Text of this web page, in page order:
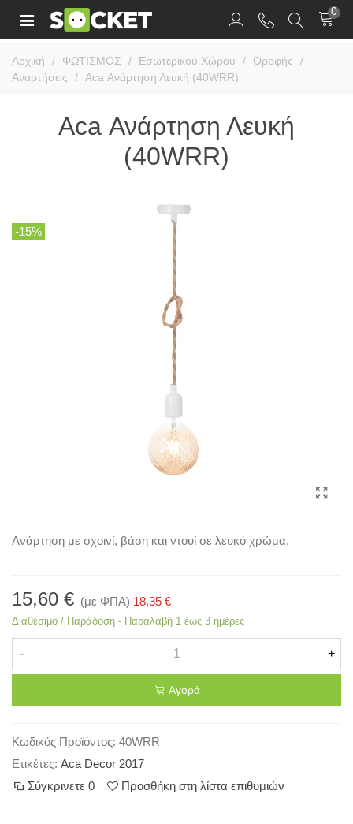
0
Αρχική / ΦΩΤΙΣΜΟΣ / Εσωτερικού Χώρου / Οροφής
/
Αναρτήσεις
/ Aca Ανάρτηση Λευκή (40WRR)
Aca Ανάρτηση Λευκή
(40WRR)
-15%
Ανάρτηση με σχοινί, βάση και ντουί σε λευκό χρώμα.
15,60 € (με ΦΠΑ) 18,35 €
Διαθέσιμο / Παράδοση - Παραλαβή 1 έως 3 ημέρες
- +
Αγορά
Κωδικός Προϊόντος: 40WRR
Ετικέτες: Aca Decor 2017
Σύγκρινετε 0 Προσθήκη στη λίστα επιθυμιών